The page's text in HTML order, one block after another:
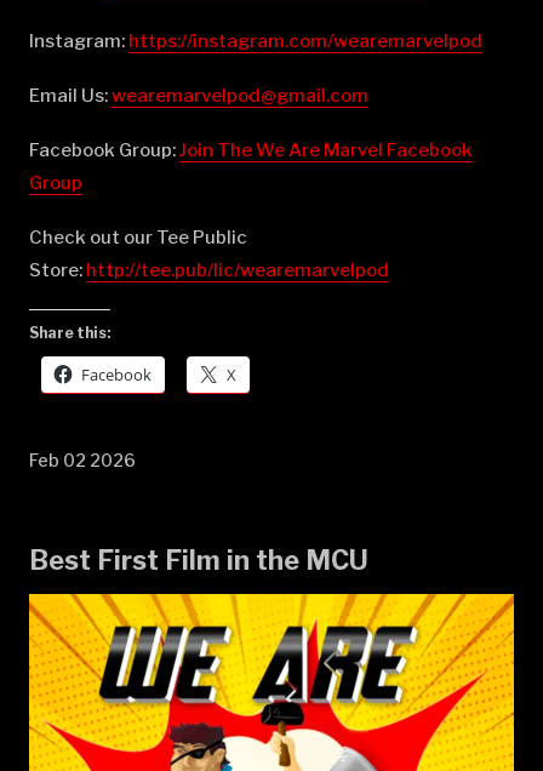
Instagram: ⁠⁠⁠⁠⁠⁠⁠⁠⁠⁠⁠⁠⁠⁠⁠⁠⁠⁠⁠⁠⁠⁠⁠⁠⁠⁠⁠⁠⁠⁠⁠⁠⁠⁠⁠⁠⁠⁠⁠⁠⁠⁠⁠⁠⁠⁠⁠⁠⁠⁠⁠⁠⁠⁠⁠⁠⁠⁠⁠⁠⁠⁠⁠⁠https://instagram.com/wearemarvelpod⁠⁠⁠⁠⁠⁠⁠⁠⁠⁠⁠⁠⁠⁠⁠⁠⁠⁠⁠⁠⁠⁠⁠⁠⁠⁠⁠⁠⁠⁠⁠⁠⁠⁠⁠⁠⁠⁠⁠⁠⁠⁠⁠⁠⁠⁠⁠⁠⁠⁠⁠⁠⁠⁠⁠⁠⁠⁠⁠⁠⁠⁠⁠⁠
Email Us:⁠⁠⁠⁠⁠⁠⁠⁠⁠⁠⁠⁠⁠⁠⁠⁠⁠⁠⁠⁠⁠⁠⁠⁠⁠⁠⁠⁠⁠⁠⁠⁠⁠⁠⁠⁠⁠⁠⁠⁠⁠⁠⁠⁠⁠⁠⁠⁠⁠⁠⁠⁠⁠⁠⁠⁠⁠⁠⁠⁠⁠⁠⁠⁠wearemarvelpod@gmail.com⁠⁠⁠⁠⁠⁠⁠⁠⁠⁠⁠⁠⁠⁠⁠⁠⁠⁠⁠⁠⁠⁠⁠⁠⁠⁠⁠⁠⁠⁠⁠⁠⁠⁠⁠⁠⁠⁠⁠⁠⁠⁠⁠⁠⁠⁠⁠⁠⁠⁠⁠⁠⁠⁠⁠⁠⁠⁠⁠⁠⁠⁠⁠⁠
Facebook Group:⁠⁠⁠⁠⁠⁠⁠⁠⁠⁠⁠⁠⁠⁠⁠⁠⁠⁠⁠⁠⁠⁠⁠⁠⁠⁠⁠⁠⁠⁠⁠⁠⁠⁠⁠⁠⁠⁠⁠⁠⁠⁠⁠⁠⁠⁠⁠⁠⁠⁠⁠⁠⁠⁠⁠⁠⁠⁠⁠⁠⁠⁠⁠⁠Join The We Are Marvel Facebook
Group⁠⁠⁠⁠⁠⁠⁠⁠⁠⁠⁠⁠⁠⁠⁠⁠⁠⁠⁠⁠⁠⁠⁠⁠⁠⁠⁠⁠⁠⁠⁠⁠⁠⁠⁠⁠⁠⁠⁠⁠⁠⁠⁠⁠⁠⁠⁠⁠⁠⁠⁠⁠⁠⁠⁠⁠⁠⁠⁠⁠⁠⁠⁠⁠
Check out our Tee Public
Store: ⁠⁠⁠⁠⁠⁠⁠⁠⁠⁠⁠⁠⁠⁠⁠⁠⁠⁠⁠⁠⁠⁠⁠⁠⁠⁠⁠⁠⁠⁠⁠⁠⁠⁠⁠⁠⁠⁠⁠⁠⁠⁠⁠⁠⁠⁠⁠⁠⁠⁠⁠⁠⁠⁠⁠⁠⁠⁠⁠⁠⁠⁠⁠⁠http://tee.pub/lic/wearemarvelpod⁠
Share this:
Facebook X
Feb 02 2026
Best First Film in the MCU